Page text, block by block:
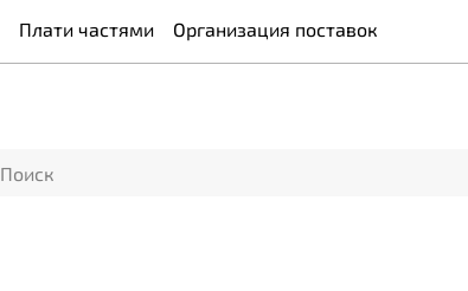
Плати частями Организация поставок